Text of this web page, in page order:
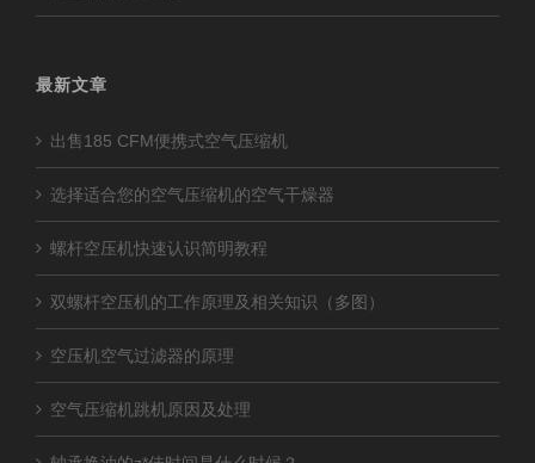
最新文章
出售185 CFM便携式空气压缩机
选择适合您的空气压缩机的空气干燥器
螺杆空压机快速认识简明教程
双螺杆空压机的工作原理及相关知识（多图）
空压机空气过滤器的原理
空气压缩机跳机原因及处理